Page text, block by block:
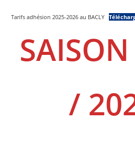
Tarifs adhésion 2025-2026 au BACLY
/